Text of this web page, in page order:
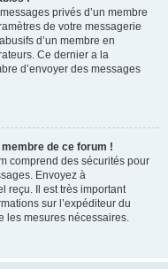
privés d’un membre
de votre messagerie
d’un membre en
Ce dernier a la
d’envoyer des messages
de ce forum !
comprend des sécurités pour
Envoyez à
reçu. Il est très important
sur l’expéditeur du
les mesures nécessaires.